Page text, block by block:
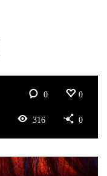
0 0
316 0